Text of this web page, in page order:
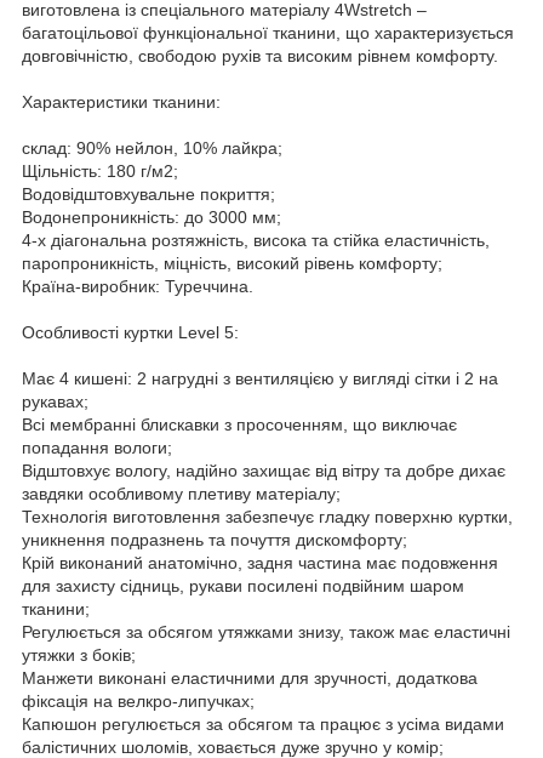
виготовлена із спеціального матеріалу 4Wstretch –
багатоцільової функціональної тканини, що характеризується
довговічністю, свободою рухів та високим рівнем комфорту.
Характеристики тканини:
склад: 90% нейлон, 10% лайкра;
Щільність: 180 г/м2;
Водовідштовхувальне покриття;
Водонепроникність: до 3000 мм;
4-х діагональна розтяжність, висока та стійка еластичність,
паропроникність, міцність, високий рівень комфорту;
Країна-виробник: Туреччина.
Особливості куртки Level 5:
Має 4 кишені: 2 нагрудні з вентиляцією у вигляді сітки і 2 на
рукавах;
Всі мембранні блискавки з просоченням, що виключає
попадання вологи;
Відштовхує вологу, надійно захищає від вітру та добре дихає
завдяки особливому плетиву матеріалу;
Технологія виготовлення забезпечує гладку поверхню куртки,
уникнення подразнень та почуття дискомфорту;
Крій виконаний анатомічно, задня частина має подовження
для захисту сідниць, рукави посилені подвійним шаром
тканини;
Регулюється за обсягом утяжками знизу, також має еластичні
утяжки з боків;
Манжети виконані еластичними для зручності, додаткова
фіксація на велкро-липучках;
Капюшон регулюється за обсягом та працює з усіма видами
балістичних шоломів, ховається дуже зручно у комір;